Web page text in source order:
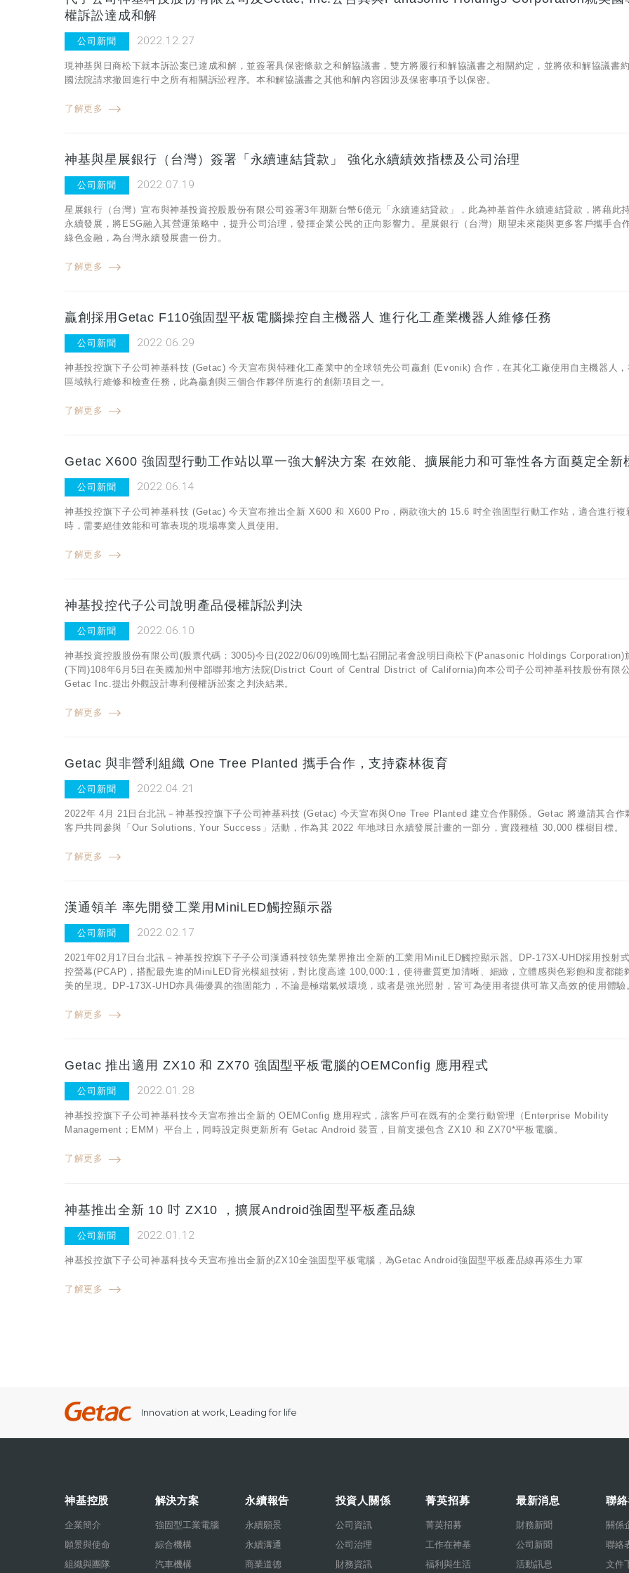
權訴訟達成和解
公司新聞 2022.12.27
現神基與日商松下就本訴訟案已達成和解，並簽署具保密條款之和解協議書，雙方將履行和解協議書之相關約定，並將依和解協議書
國法院請求撤回進行中之所有相關訴訟程序。本和解協議書之其他和解內容因涉及保密事項予以保密。
了解更多
神基與星展銀行（台灣）簽署「永續連結貸款」 強化永續績效指標及公司治理
公司新聞 2022.07.19
星展銀行（台灣）宣布與神基投資控股股份有限公司簽署3年期新台幣6億元「永續連結貸款」，此為神基首件永續連結貸款，將藉此
永續發展，將ESG融入其營運策略中，提升公司治理，發揮企業公民的正向影響力。星展銀行（台灣）期望未來能與更多客戶攜手合
綠色金融，為台灣永續發展盡一份力。
了解更多
贏創採用Getac F110強固型平板電腦操控自主機器人 進行化工產業機器人維修任務
公司新聞 2022.06.29
神基投控旗下子公司神基科技 (Getac) 今天宣布與特種化工產業中的全球領先公司贏創 (Evonik) 合作，在其化工廠使用自主機器人，
區域執行維修和檢查任務，此為贏創與三個合作夥伴所進行的創新項目之一。
了解更多
Getac X600 強固型行動工作站以單一強大解決方案 在效能、擴展能力和可靠性各方面奠定全新
公司新聞 2022.06.14
神基投控旗下子公司神基科技 (Getac) 今天宣布推出全新 X600 和 X600 Pro，兩款強大的 15.6 吋全強固型行動工作站，適合進行複
時，需要絕佳效能和可靠表現的現場專業人員使用。
了解更多
神基投控代子公司說明產品侵權訴訟判決
公司新聞 2022.06.10
神基投資控股股份有限公司(股票代碼：3005)今日(2022/06/09)晚間七點召開記者會說明日商松下(Panasonic Holdings Corporation)
(下同)108年6月5日在美國加州中部聯邦地方法院(District Court of Central District of California)向本公司子公司神基科技股份有限
Getac Inc.提出外觀設計專利侵權訴訟案之判決結果。
了解更多
Getac 與非營利組織 One Tree Planted 攜手合作，支持森林復育
公司新聞 2022.04.21
2022年 4月 21日台北訊－神基投控旗下子公司神基科技 (Getac) 今天宣布與One Tree Planted 建立合作關係。Getac 將邀請其合作
客戶共同參與「Our Solutions, Your Success」活動，作為其 2022 年地球日永續發展計畫的一部分，實踐種植 30,000 棵樹目標。
了解更多
漢通領羊 率先開發工業用MiniLED觸控顯示器
公司新聞 2022.02.17
2021年02月17日台北訊－神基投控旗下子子公司漢通科技領先業界推出全新的工業用MiniLED觸控顯示器。DP-173X-UHD採用投射
控螢幕(PCAP)，搭配最先進的MiniLED背光模組技術，對比度高達 100,000:1，使得畫質更加清晰、細緻，立體感與色彩飽和度都能
美的呈現。DP-173X-UHD亦具備優異的強固能力，不論是極端氣候環境，或者是強光照射，皆可為使用者提供可靠又高效的使用體驗
了解更多
Getac 推出適用 ZX10 和 ZX70 強固型平板電腦的OEMConfig 應用程式
公司新聞 2022.01.28
神基投控旗下子公司神基科技今天宣布推出全新的 OEMConfig 應用程式，讓客戶可在既有的企業行動管理（Enterprise Mobility
Management；EMM）平台上，同時設定與更新所有 Getac Android 裝置，目前支援包含 ZX10 和 ZX70*平板電腦。
了解更多
神基推出全新 10 吋 ZX10 ，擴展Android強固型平板產品線
公司新聞 2022.01.12
神基投控旗下子公司神基科技今天宣布推出全新的ZX10全強固型平板電腦，為Getac Android強固型平板產品線再添生力軍
了解更多
Innovation at work, Leading for life
神基控股
企業簡介
願景與使命
組織與團隊
解決方案
強固型工業電腦
綜合機構
汽車機構
永續報告
永續願景
永續溝通
商業道德
投資人關係
公司資訊
公司治理
財務資訊
菁英招募
菁英招募
工作在神基
福利與生活
最新消息
財務新聞
公司新聞
活動訊息
聯
關係
聯絡
文件